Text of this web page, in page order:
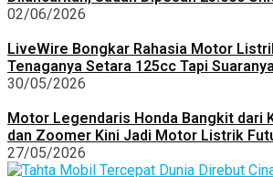
02/06/2026
LiveWire Bongkar Rahasia Motor
Tenaganya Setara 125cc Tapi
30/05/2026
Motor Legendaris Honda Bangkit dari
dan Zoomer Kini Jadi Motor Listrik
27/05/2026